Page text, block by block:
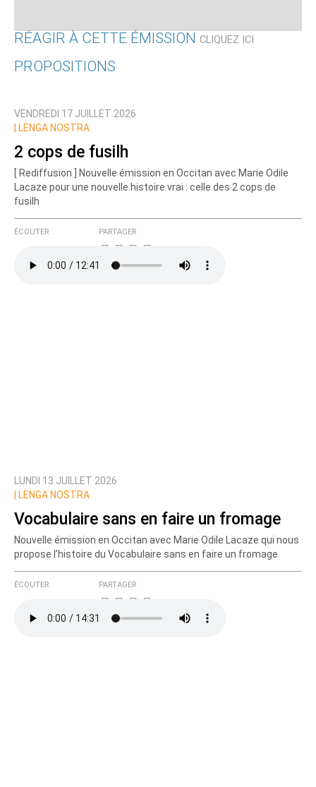
RÉAGIR À CETTE ÉMISSION CLIQUEZ ICI
Nom
Courriel (non publié)
Ajoutez votre commentaire ici
Prévenez-moi de tous les nouveaux commentaires
PROPOSITIONS
VENDREDI 17 JUILLET 2026
LENGA NOSTRA
2 cops de fusilh
[ Rediffusion ] Nouvelle émission en Occitan avec Marie Odile
Lacaze pour une nouvelle histoire vrai : celle des 2 cops de
fusilh
ÉCOUTER PARTAGER
LUNDI 13 JUILLET 2026
LENGA NOSTRA
Vocabulaire sans en faire un fromage
Nouvelle émission en Occitan avec Marie Odile Lacaze qui nous
propose l’histoire du Vocabulaire sans en faire un fromage
ÉCOUTER PARTAGER